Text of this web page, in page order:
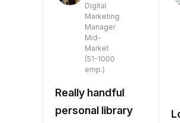
Digital
Marketing
Manager
Mid-
Market
(51-1000
emp.)
Really handful
personal library